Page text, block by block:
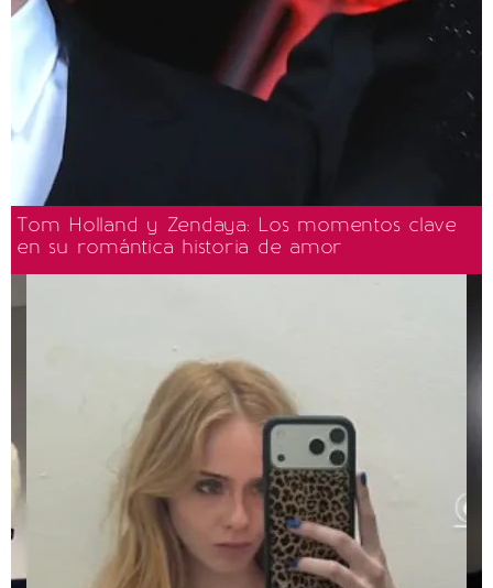
Tom Holland y Zendaya: Los momentos clave
en su romántica historia de amor